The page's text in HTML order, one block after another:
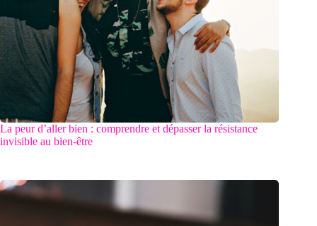
La peur d’aller bien : comprendre et dépasser la résistance
invisible au bien-être